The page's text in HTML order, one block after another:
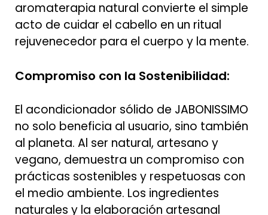
aromaterapia natural convierte el simple
acto de cuidar el cabello en un ritual
rejuvenecedor para el cuerpo y la mente.
Compromiso con la Sostenibilidad:
El acondicionador sólido de JABONISSIMO
no solo beneficia al usuario, sino también
al planeta. Al ser natural, artesano y
vegano, demuestra un compromiso con
prácticas sostenibles y respetuosas con
el medio ambiente. Los ingredientes
naturales y la elaboración artesanal